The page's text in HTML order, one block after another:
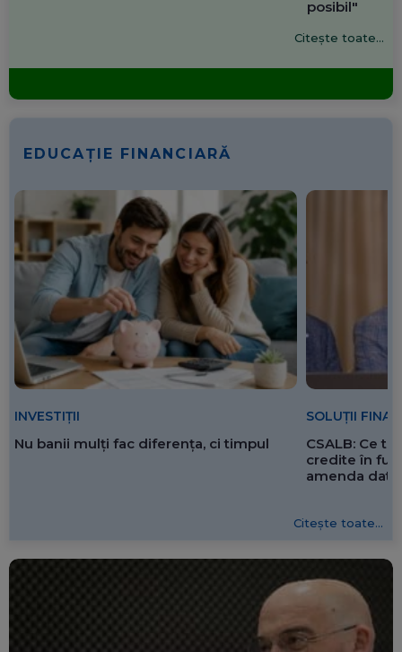
posibil"
Citește toate...
EDUCAȚIE FINANCIARĂ
INVESTIȚII
Nu banii mulți fac diferența, ci timpul
SOLUȚII
CSALB: Ce
credite în
amenda
Citește toate...